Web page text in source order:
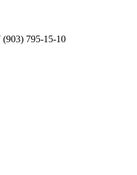
(903) 795-15-10